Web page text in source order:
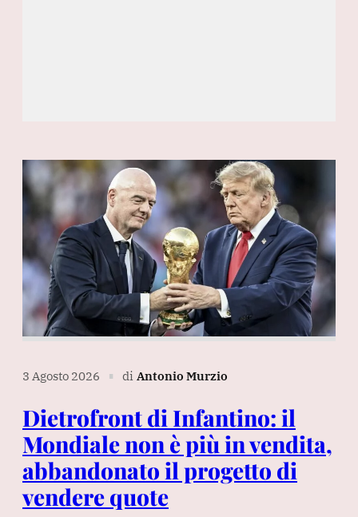
3 Agosto 2026 ∎ di Antonio Murzio
Dietrofront di Infantino: il
Mondiale non è più in vendita,
abbandonato il progetto di
vendere quote